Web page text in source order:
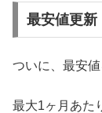
最安値更新
ついに、最安値
最大1ヶ月あた